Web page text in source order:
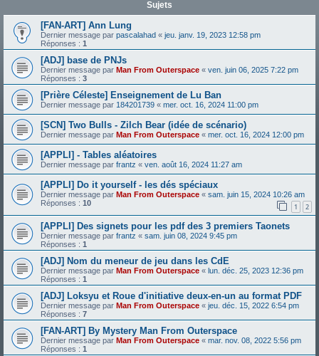
Sujets
[FAN-ART] Ann Lung
Dernier message par pascalahad « jeu. janv. 19, 2023 12:58 pm
Réponses : 1
[ADJ] base de PNJs
Dernier message par Man From Outerspace « ven. juin 06, 2025 7:22 pm
Réponses : 3
[Prière Céleste] Enseignement de Lu Ban
Dernier message par 184201739 « mer. oct. 16, 2024 11:00 pm
[SCN] Two Bulls - Zilch Bear (idée de scénario)
Dernier message par Man From Outerspace « mer. oct. 16, 2024 12:00 pm
[APPLI] - Tables aléatoires
Dernier message par frantz « ven. août 16, 2024 11:27 am
[APPLI] Do it yourself - les dés spéciaux
Dernier message par Man From Outerspace « sam. juin 15, 2024 10:26 am
Réponses : 10 1 2
[APPLI] Des signets pour les pdf des 3 premiers Taonets
Dernier message par frantz « sam. juin 08, 2024 9:45 pm
Réponses : 1
[ADJ] Nom du meneur de jeu dans les CdE
Dernier message par Man From Outerspace « lun. déc. 25, 2023 12:36 pm
Réponses : 1
[ADJ] Loksyu et Roue d'initiative deux-en-un au format PDF
Dernier message par Man From Outerspace « jeu. déc. 15, 2022 6:54 pm
Réponses : 7
[FAN-ART] By Mystery Man From Outerspace
Dernier message par Man From Outerspace « mar. nov. 08, 2022 5:56 pm
Réponses : 1